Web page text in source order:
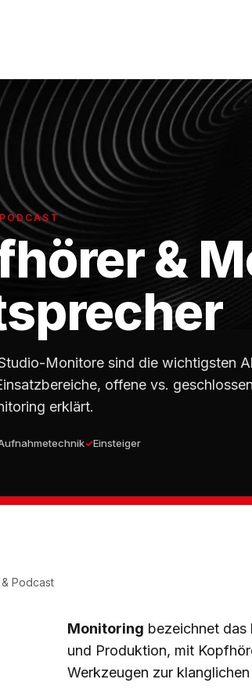
&
Monitore sind die wichtigsten
offene vs.
erklärt.
Einsteiger
Podcast
Monitoring bezeichnet das
und Produktion, mit
Werkzeugen zur